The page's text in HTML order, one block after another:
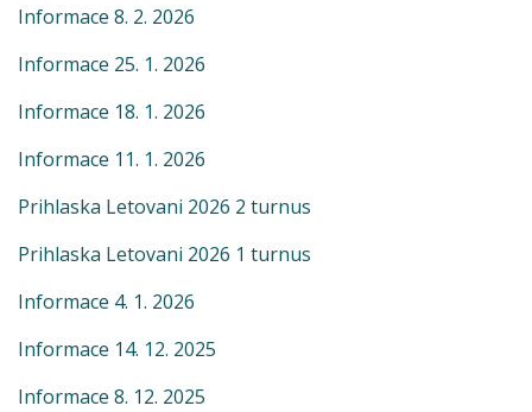
Informace 8. 2. 2026
Informace 25. 1. 2026
Informace 18. 1. 2026
Informace 11. 1. 2026
Prihlaska Letovani 2026 2 turnus
Prihlaska Letovani 2026 1 turnus
Informace 4. 1. 2026
Informace 14. 12. 2025
Informace 8. 12. 2025